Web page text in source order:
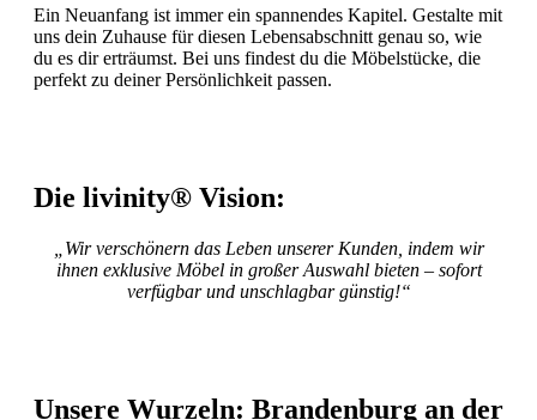
Ein Neuanfang ist immer ein spannendes Kapitel. Gestalte mit
uns dein Zuhause für diesen Lebensabschnitt genau so, wie
du es dir erträumst. Bei uns findest du die Möbelstücke, die
perfekt zu deiner Persönlichkeit passen.
Die livinity® Vision:
„Wir verschönern das Leben unserer Kunden, indem wir
ihnen exklusive Möbel in großer Auswahl bieten – sofort
verfügbar und unschlagbar günstig!“
Unsere Wurzeln: Brandenburg an der